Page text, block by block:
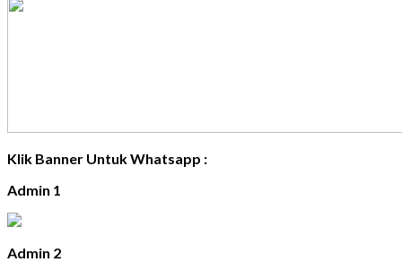
Klik Banner Untuk Whatsapp :
Admin 1
Admin 2